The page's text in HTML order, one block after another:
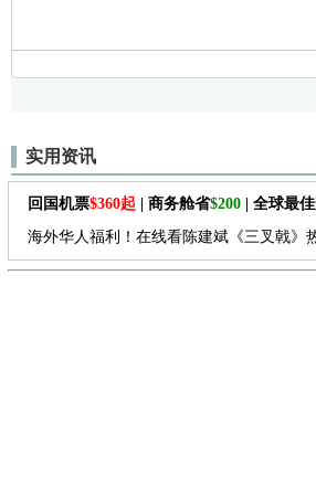
实用资讯
回国机票$360起 | 商务舱省$200 | 全球最
海外华人福利！在线看陈建斌《三叉戟》